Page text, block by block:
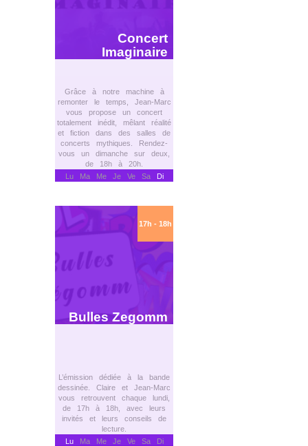
Concert
Imaginaire
Grâce à notre machine à
remonter le temps, Jean-Marc
vous propose un concert
totalement inédit, mêlant réalité
et fiction dans des salles de
concerts mythiques. Rendez-
vous un dimanche sur deux,
de 18h à 20h.
Lu Ma Me Je Ve Sa
Di
17h - 18h
Bulles Zegomm
L’émission dédiée à la bande
dessinée. Claire et Jean-Marc
vous retrouvent chaque lundi,
de 17h à 18h, avec leurs
invités et leurs conseils de
lecture.
LuMa Me Je Ve Sa Di